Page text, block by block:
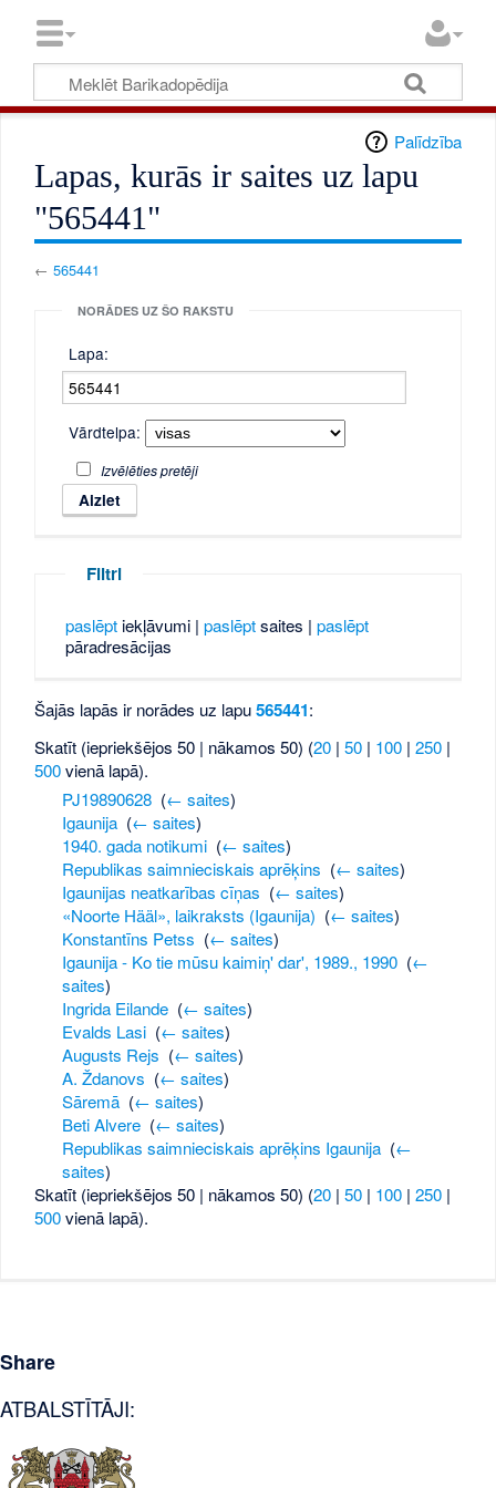
Palīdzība
Lapas, kurās ir saites uz lapu
"565441"
←565441
NORĀDES UZ ŠO RAKSTU
Lapa:
Vārdtelpa:
Izvēlēties pretēji
Filtri
paslēptiekļāvumi | paslēptsaites | paslēpt
pāradresācijas
Šajās lapās ir norādes uz lapu565441:
Skatīt (iepriekšējos 50 | nākamos 50) (20 |50 | 100 |250 |
500vienā lapā).
PJ19890628‎ (← saites)
Igaunija‎ (← saites)
1940. gada notikumi‎ (← saites)
Republikas saimnieciskais aprēķins (← saites)
Igaunijas neatkarības cīņas (← saites)
«Noorte Hääl», laikraksts (Igaunija) (← saites)
Konstantīns Petss (← saites)
Igaunija - Ko tie mūsu kaimiņ' dar', 1989., 1990‎ (←
saites)
Ingrida Eilande‎ (← saites)
Evalds Lasi‎ (← saites)
Augusts Rejs (← saites)
A. Ždanovs (← saites)
Sāremā‎ (← saites)
Beti Alvere‎ (← saites)
Republikas saimnieciskais aprēķins Igaunija‎ (←
saites)
Skatīt (iepriekšējos 50 | nākamos 50) (20 |50 | 100 |250 |
500vienā lapā).
Share
ATBALSTĪTĀJI: